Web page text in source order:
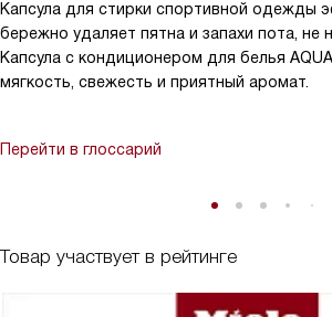
Товар участвует в рейтинге
Капсула для стирки спортивной одежды
бережно удаляет пятна и запахи пота, не
Капсула с кондиционером для белья
мягкость, свежесть и приятный аромат.
Перейти в глоссарий